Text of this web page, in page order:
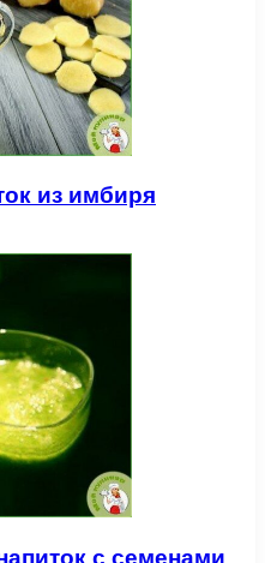
из имбиря
с семенами